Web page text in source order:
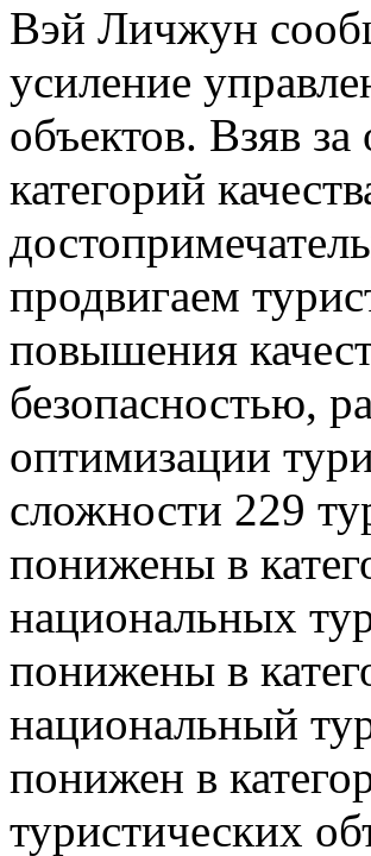
Вэй Личжун
усиление
объектов. Взяв
категорий
продвигаем
повышения
безопасностью,
оптимизации
сложности 229
понижены в
национальных
понижены в
национальный
понижен в
туристических